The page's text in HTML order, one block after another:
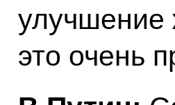
улучшение
это очень